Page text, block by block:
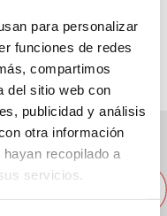
para personalizar
funciones de redes
compartimos
del sitio web con
publicidad y análisis
otra información
recopilado a
servicios.